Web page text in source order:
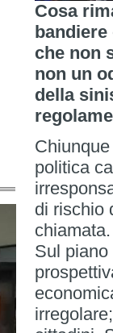
Cosa
che non
non un
della
politica
di rischio
chiamata.
Sul